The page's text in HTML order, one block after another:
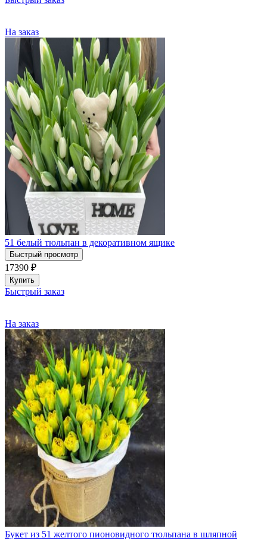
На заказ
51 белый тюльпан в декоративном ящике
Быстрый просмотр
17390 ₽
Купить
Быстрый заказ
На заказ
Букет из 51 желтого пионовидного тюльпана в шляпной